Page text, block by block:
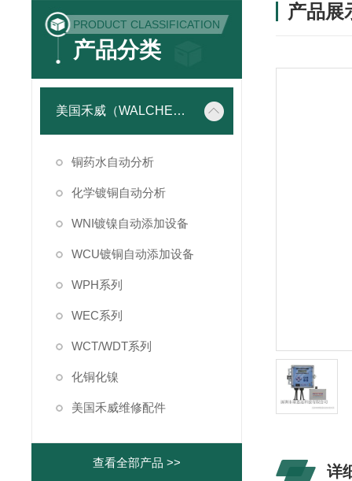
PRODUCT CLASSIFICATION
产品分类
美国禾威（WALCHEM）自动添加控制器
铜药水自动分析
化学镀铜自动分析
WNI镀镍自动添加设备
WCU镀铜自动添加设备
WPH系列
WEC系列
WCT/WDT系列
化铜化镍
美国禾威维修配件
查看全部产品 >>
产品展
详